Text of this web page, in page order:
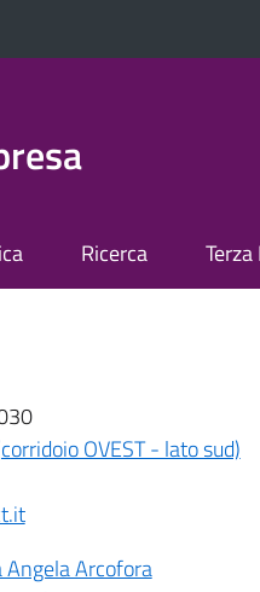
Ricerca
OVEST - lato sud)
Angela Arcofora